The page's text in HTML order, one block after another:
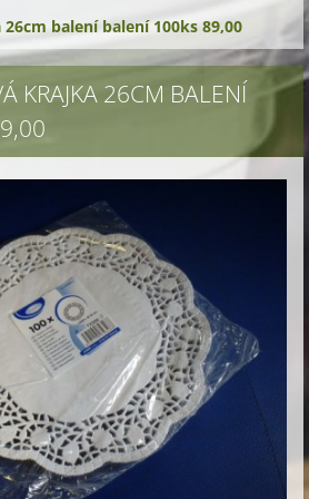
balení balení 100ks 89,00
KRAJKA 26CM BALENÍ